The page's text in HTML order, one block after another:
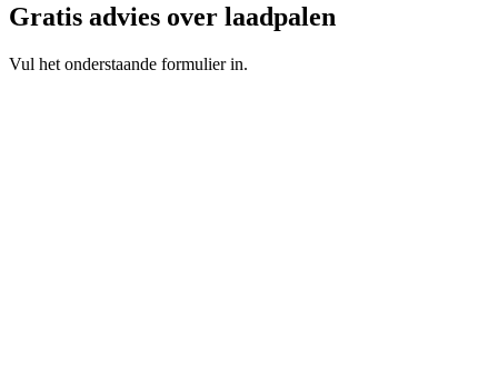
Gratis advies over laadpalen
Vul het onderstaande formulier in.